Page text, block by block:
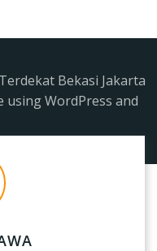
Bekasi Jakarta
using WordPress and